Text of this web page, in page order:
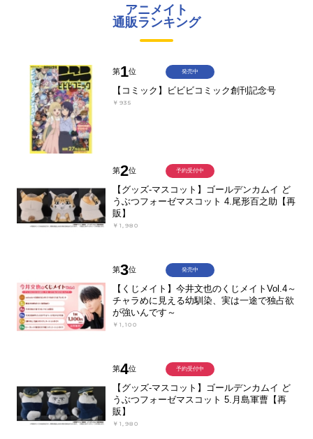
アニメイト
通販ランキング
第1位
【コミック】ビビビコミック創刊記念号
￥935
発売中
第2位
【グッズ-マスコット】ゴールデンカムイ ど
うぶつフォーゼマスコット 4.尾形百之助【再
販】
￥1,980
予約受付中
第3位
【くじメイト】今井文也のくじメイトVol.4～
チャラめに見える幼馴染、実は一途で独占欲
が強いんです～
￥1,100
発売中
第4位
【グッズ-マスコット】ゴールデンカムイ ど
うぶつフォーゼマスコット 5.月島軍曹【再
販】
￥1,980
予約受付中